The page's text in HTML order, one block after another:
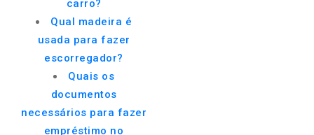
carro?
Qual madeira é
usada para fazer
escorregador?
Quais os
documentos
necessários para fazer
empréstimo no